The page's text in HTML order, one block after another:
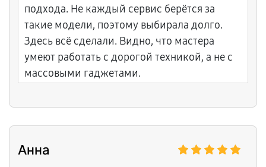
подхода. Не каждый сервис берётся за
такие модели, поэтому выбирала долго.
Здесь всё сделали. Видно, что мастера
умеют работать с дорогой техникой, а не с
массовыми гаджетами.
Анна